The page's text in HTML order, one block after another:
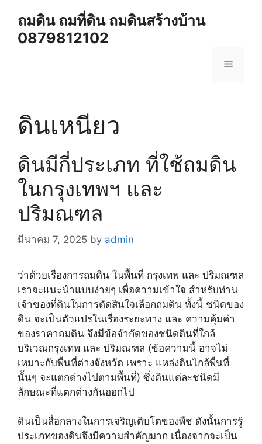
content
ถมดิน ถมที่ดิน ถมดินสร้างบ้าน
0879812102
Menu
ดินเหนียว
ดินมีกี่ประเภท ที่ใช้ถมดิน
ในกรุงเทพฯ และ
ปริมณฑล
มีนาคม 7, 2025 by admin
ว่าด้วยเรื่องการถมดิน ในพื้นที่ กรุงเทพ และ ปริมณฑล
เราจะแนะนำแบบง่ายๆ เพื่อความเข้าใจ สำหรับท่าน
เจ้าของที่ดินในการตัดสินใจเลือกถมดิน ทั้งนี้ ชนิดของ
ดิน จะเป็นตัวแปรในเรื่องระยะทาง และ ความคุ้มค่า
ของราคาถมดิน จึงมีข้อจำกัดของชนิดดินที่ใกล้
บริเวณกรุงเทพ และ ปริมณฑล (ข้อความนี้ อาจไม่
เหมาะกับพื้นที่ต่างจังหวัด เพราะ แหล่งดินไกล้พื้นที่
นั้นๆ จะแตกต่างไปตามพื้นที่) ซึ่งดินแต่ละชนิดมี
ลักษณะที่แตกต่างกันออกไป
ดินเป็นสื่อกลางในการเจริญเติบโตของพืช ดังนั้นการรู้
ประเภทของดินจึงมีความสำคัญมาก เนื่องจากจะเป็น